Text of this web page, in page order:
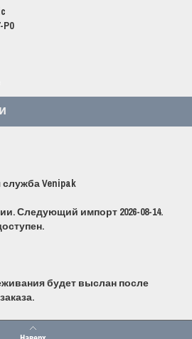
P0
Venipak
Следующий импорт 2026-08-14.
будет выслан после